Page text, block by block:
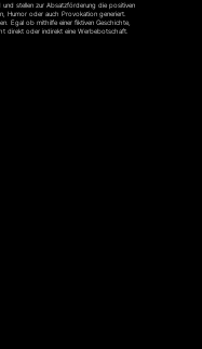
und stellen zur Absatzförderung die positiven
Humor oder auch Provokation generiert.
Egal ob mithilfe einer fiktiven Geschichte,
direkt oder indirekt eine Werbebotschaft.